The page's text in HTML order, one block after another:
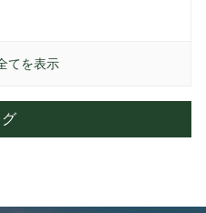
てを表示